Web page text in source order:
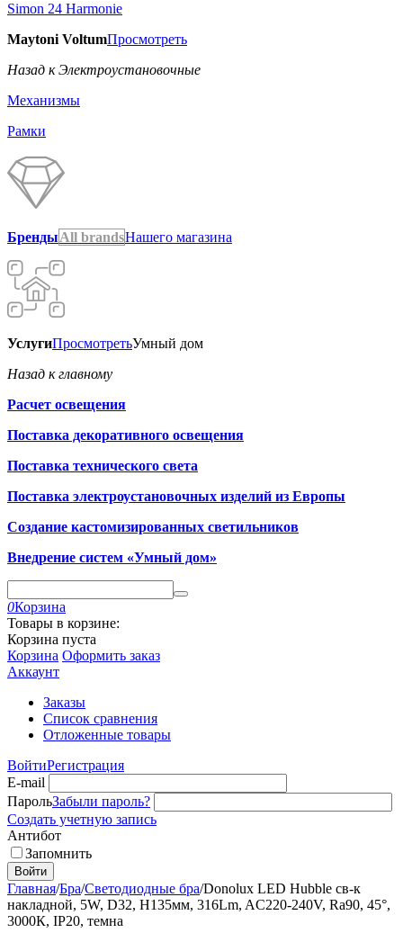
Simon 24 Harmonie
Maytoni VoltumПросмотреть
Назад к Электроустановочные
Механизмы
Рамки
БрендыAll brandsНашего магазина
УслугиПросмотретьУмный дом
Назад к главному
Расчет освещения
Поставка декоративного освещения
Поставка технического света
Поставка электроустановочных изделий из Европы
Создание кастомизированных светильников
Внедрение систем «Умный дом»
0Корзина
Товары в корзине:
Корзина пуста
Корзина Оформить заказ
Аккаунт
Заказы
Список сравнения
Отложенные товары
ВойтиРегистрация
E-mail
ПарольЗабыли пароль?
Создать учетную запись
Антибот
Запомнить
Войти
Главная/Бра/Светодиодные бра/Donolux LED Hubble св-к
накладной, 5W, D32, H135мм, 316Lm, AC220-240V, Ra90, 45°,
3000К, IP20, темна